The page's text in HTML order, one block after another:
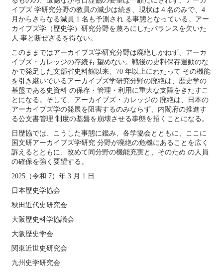
イブズ 学研究分野の教員の減少は続き、現状は４名のみで、 4
月からさらなる減員 1 名も予測され る事態となっている。アー
カイブズ学（歴史学）研究分野を蔑ろにしたバランスを欠いた
人 事と断ぜざるを得ない。
このままではアーカイブズ学研究分野は廃絶しかねず、アーカ
イブズ・カレッジの存続も 望めない。戦後の史料保存運動のな
かで発足した文部省史料館以来、 70 年以上にわたって その機能
を引き継いでいるアーカイブズ学研究分野の廃絶は、歴史学の
基盤である史資料 の保存・管理・利用に重大な支障をきたすこ
とになる。そして、アーカイブズ・カレッジの 廃絶は、日本の
アーカイブズ学の発展を阻害するのみならず、内閣府の推進す
る公文書管理 制度の基盤を崩壊させる事態を招くことになる。
日歴協では、こうした事態に鑑み、各学協会とともに、ここに
国文研アーカイブズ学研究 分野が廃絶の危機にあることを広く
訴えるとともに、改めて同分野の機能充実と、そのため の人員
の確保を強く要望する。
2025 （令和 7）年 3 月 1 日
日本歴史学協会
秋田近代史研究会
大阪歴史科学協議会
大阪歴史学会
関東近世史研究会
九州史学研究会